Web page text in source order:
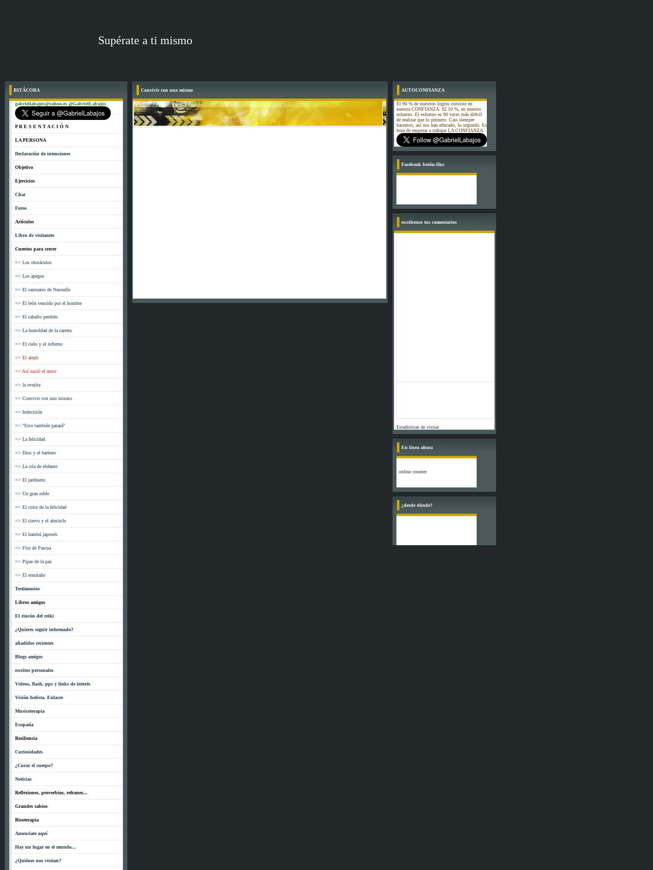
Supérate a ti mismo
BITÁCORA
gabriellabajos@yahoo.es @GabrielLabajos
P R E S E N T A C I Ó N
LA PERSONA
Declaración de intenciones
Objetivo
Ejercicios
Chat
Foros
Artículos
Libro de visitantes
Cuentos para crecer
=> Los obstáculos
=> Los apegos
=> El santuario de Nasrudín
=> El león vencido por el hombre
=> El caballo perdido
=> La humildad de la carreta
=> El cielo y el infierno
=> El aleph
=> Así nació el amor
=> la ovejita
=> Convivir con uno mismo
=> Indecisión
=> "Esto también pasará"
=> La felicidad
=> Dios y el barbero
=> La cría de elefante
=> El jardinero
=> Un gran roble
=> El color de la felicidad
=> El ciervo y el almizcle
=> El bambú japonés
=> Flor de Pascua
=> Pipas de la paz
=> El ermitaño
Testimonios
Libros amigos
El rincón del reiki
¿Quieres seguir informado?
añadidos recientes
Blogs amigos
escritos personales
Videos, flash, pps y links de interés
Visión holista. Enlaces
Musicoterapia
Ecopatía
Resiliencia
Curiosidades
¿Curar el cuerpo?
Noticias
Reflexiones, proverbios, refranes...
Grandes sabios
Risoterapia
Anunciate aquí
Hay un lugar en el mundo...
¿Quiénes nos visitan?
Convivir con uno mismo AUTOCONFIANZA
El 90 % de nuestros logros consiste en
nuestra CONFIANZA. El 10 %, en nuestro
esfuerzo. El esfuerzo es 90 veces más dificil
de realizar que lo primero. Casi siempre
hacemos, así nos han educado, lo segundo. Es
hora de empezar a trabajar LA CONFIANZA.
Facebook botón-like
escribenos tus comentarios
Estadisticas de visitas
En linea ahora
¿desde dónde?